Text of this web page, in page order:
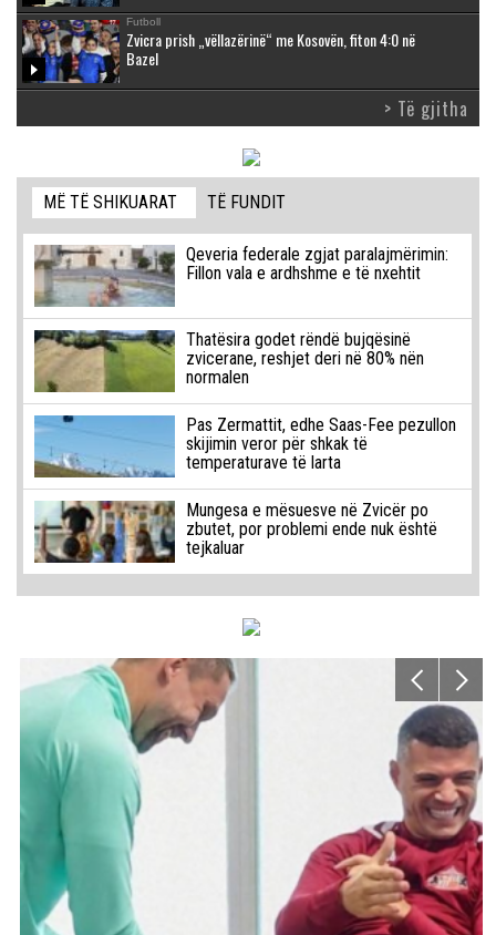
Futboll
Zvicra prish „vëllazërinë“ me Kosovën, fiton 4:0 në
Bazel
> Të gjitha
MË TË SHIKUARAT TË FUNDIT
Qeveria federale zgjat paralajmërimin:
Fillon vala e ardhshme e të nxehtit
Thatësira godet rëndë bujqësinë
zvicerane, reshjet deri në 80% nën
normalen
Pas Zermattit, edhe Saas-Fee pezullon
skijimin veror për shkak të
temperaturave të larta
Mungesa e mësuesve në Zvicër po
zbutet, por problemi ende nuk është
tejkaluar